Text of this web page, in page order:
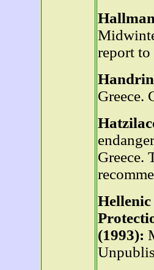
report
Greece.
Greece.
(1993):